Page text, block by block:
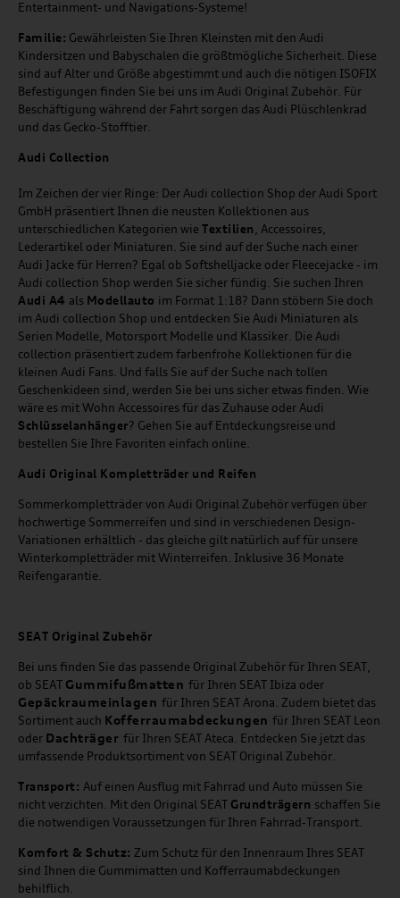
Entertainment- und Navigations-Systeme!
Familie: Gewährleisten Sie Ihren Kleinsten mit den Audi
Kindersitzen und Babyschalen die größtmögliche Sicherheit. Diese
sind auf Alter und Größe abgestimmt und auch die nötigen ISOFIX
Befestigungen finden Sie bei uns im Audi Original Zubehör. Für
Beschäftigung während der Fahrt sorgen das Audi Plüschlenkrad
und das Gecko-Stofftier.
Audi Collection
Im Zeichen der vier Ringe: Der Audi collection Shop der Audi Sport
GmbH präsentiert Ihnen die neusten Kollektionen aus
unterschiedlichen Kategorien wie Textilien , Accessoires,
Lederartikel oder Miniaturen. Sie sind auf der Suche nach einer
Audi Jacke für Herren? Egal ob Softshelljacke oder Fleecejacke - im
Audi collection Shop werden Sie sicher fündig. Sie suchen Ihren
Audi A4 als Modellauto im Format 1:18? Dann stöbern Sie doch
im Audi collection Shop und entdecken Sie Audi Miniaturen als
Serien Modelle, Motorsport Modelle und Klassiker. Die Audi
collection präsentiert zudem farbenfrohe Kollektionen für die
kleinen Audi Fans. Und falls Sie auf der Suche nach tollen
Geschenkideen sind, werden Sie bei uns sicher etwas finden. Wie
wäre es mit Wohn Accessoires für das Zuhause oder Audi
Schlüsselanhänger? Gehen Sie auf Entdeckungsreise und
bestellen Sie Ihre Favoriten einfach online.
Audi Original Kompletträder und Reifen
Sommerkompletträder von Audi Original Zubehör verfügen über
hochwertige Sommerreifen und sind in verschiedenen Design-
Variationen erhältlich - das gleiche gilt natürlich auf für unsere
Winterkompletträder mit Winterreifen. Inklusive 36 Monate
Reifengarantie.
SEAT Original Zubehör
Bei uns finden Sie das passende Original Zubehör für Ihren SEAT,
ob SEAT Gummifußmatten für Ihren SEAT Ibiza oder
Gepäckraumeinlagen für Ihren SEAT Arona. Zudem bietet das
Sortiment auch Kofferraumabdeckungen für Ihren SEAT Leon
oder Dachträger für Ihren SEAT Ateca. Entdecken Sie jetzt das
umfassende Produktsortiment von SEAT Original Zubehör.
Transport: Auf einen Ausflug mit Fahrrad und Auto müssen Sie
nicht verzichten. Mit den Original SEAT Grundträgern schaffen Sie
die notwendigen Voraussetzungen für Ihren Fahrrad-Transport.
Komfort & Schutz: Zum Schutz für den Innenraum Ihres SEAT
sind Ihnen die Gummimatten und Kofferraumabdeckungen
behilflich.